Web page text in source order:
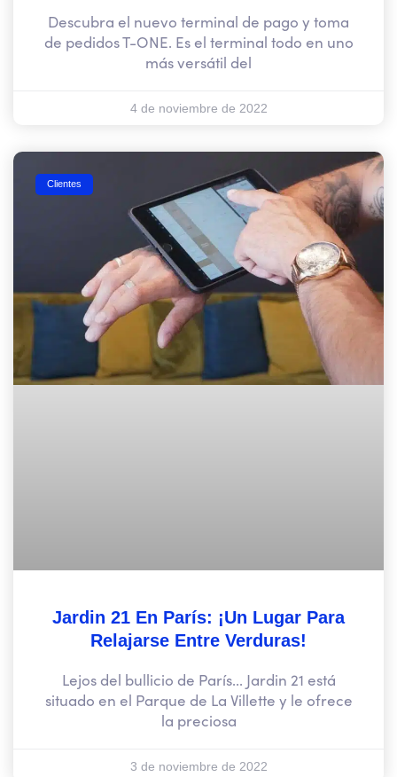
Descubra el nuevo terminal de pago y toma
de pedidos T-ONE. Es el terminal todo en uno
más versátil del
4 de noviembre de 2022
Clientes
Jardin 21 En París: ¡un Lugar Para
Relajarse Entre Verduras!
Lejos del bullicio de París... Jardin 21 está
situado en el Parque de La Villette y le ofrece
la preciosa
3 de noviembre de 2022